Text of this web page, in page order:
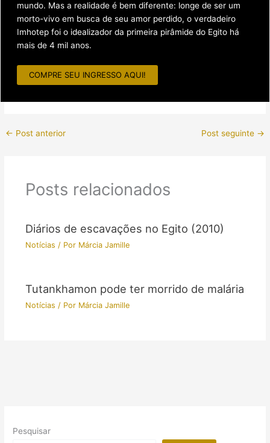
mundo. Mas a realidade é bem diferente: longe de ser um
morto-vivo em busca de seu amor perdido, o verdadeiro
Imhotep foi o idealizador da primeira pirâmide do Egito há
mais de 4 mil anos.
COMPRE SEU INGRESSO AQUI!
← Post anterior Post seguinte →
Posts relacionados
Diários de escavações no Egito (2010)
Notícias / Por Márcia Jamille
Tutankhamon pode ter morrido de malária
Notícias / Por Márcia Jamille
Pesquisar